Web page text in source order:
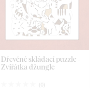
Dřevěné skládací puzzle -
Zvířátka džungle
( 0)